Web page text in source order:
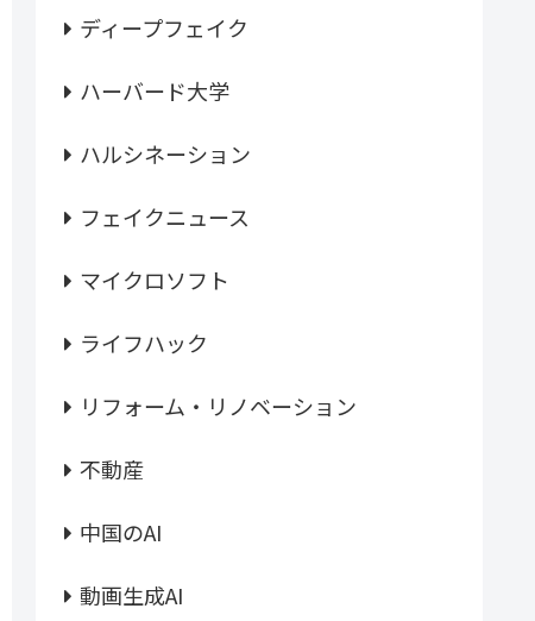
ディープフェイク
ハーバード大学
ハルシネーション
フェイクニュース
マイクロソフト
ライフハック
リフォーム・リノベーション
不動産
中国のAI
動画生成AI